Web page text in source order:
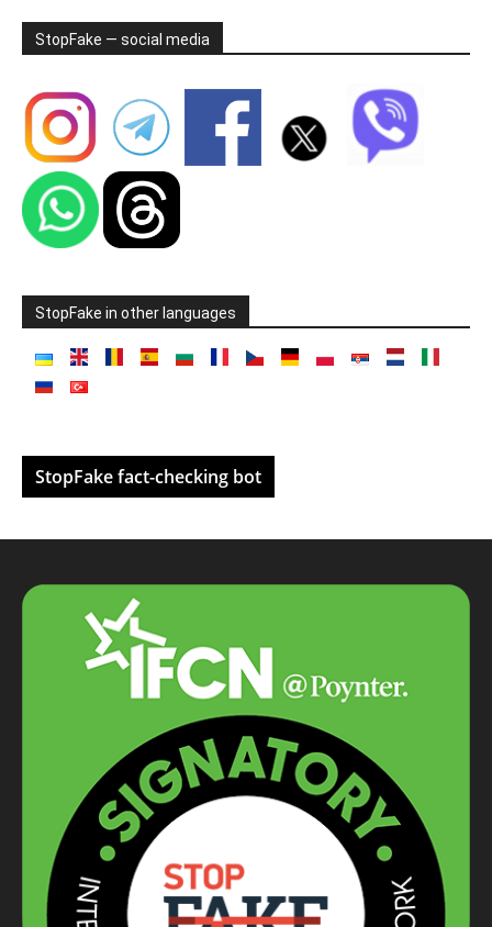
StopFake — social media
StopFake in other languages
StopFake fact-checking bot